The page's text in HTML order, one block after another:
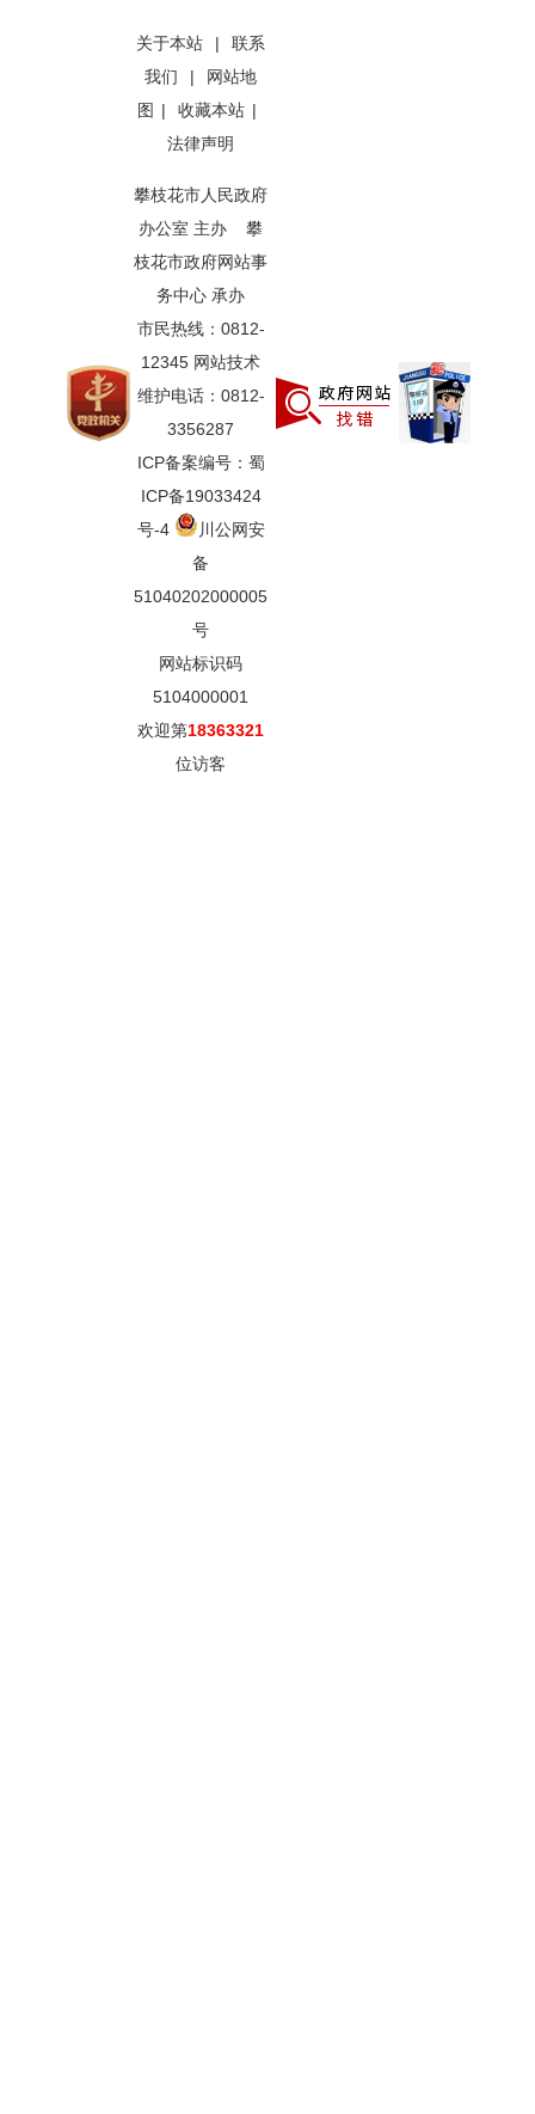
关于本站 |
联系
我们
|
网站地
图 | 收藏本站 |
法律声明
攀枝花市人民政府
办公室 主办 攀
枝花市政府网站事
务中心 承办
市民热线：0812-
12345 网站技术
维护电话：0812-
3356287
ICP备案编号：蜀
ICP备19033424
号-4
川公网安
备
51040202000005
号
网站标识码
5104000001
欢迎第18363321
位访客